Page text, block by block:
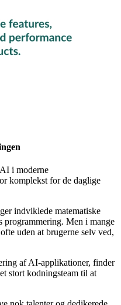
i moderne
komplekst for de daglige
indviklede matematiske
programmering. Men i mange
uden at brugerne selv ved,
af AI-applikationer, finder
stort kodningsteam til at